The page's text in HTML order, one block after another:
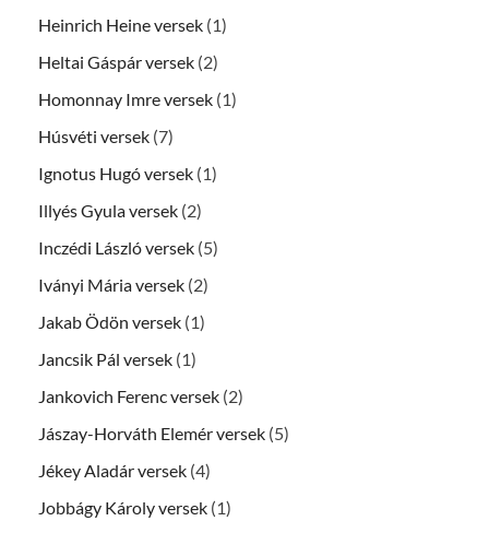
Heinrich Heine versek (1)
Heltai Gáspár versek (2)
Homonnay Imre versek (1)
Húsvéti versek (7)
Ignotus Hugó versek (1)
Illyés Gyula versek (2)
Inczédi László versek (5)
Iványi Mária versek (2)
Jakab Ödön versek (1)
Jancsik Pál versek (1)
Jankovich Ferenc versek (2)
Jászay-Horváth Elemér versek (5)
Jékey Aladár versek (4)
Jobbágy Károly versek (1)